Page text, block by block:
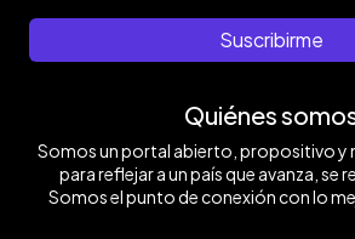
Suscribirme
Quiénes
Somos un portal abierto, propositivo y
para reflejar a un país que avanza, se
Somos el punto de conexión con lo